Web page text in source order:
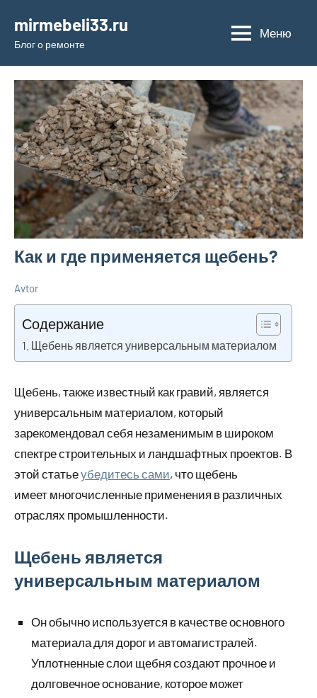
содержимому
mirmebeli33.ru
Блог о ремонте
Меню
Как и где применяется щебень?
советы в
ремонте и
материалах
Avtor
Содержание
Щебень является универсальным материалом
Щебень, также известный как гравий, является
универсальным материалом, который
зарекомендовал себя незаменимым в широком
спектре строительных и ландшафтных проектов. В
этой статьеубедитесь сами, что щебень
имеет многочисленные применения в различных
отраслях промышленности.
Щебень является
универсальным материалом
Он обычно используется в качестве основного
материала для дорог и автомагистралей.
Уплотненные слои щебня создают прочное и
долговечное основание, которое может